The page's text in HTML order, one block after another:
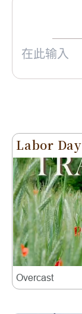
Labor Day
Overcast